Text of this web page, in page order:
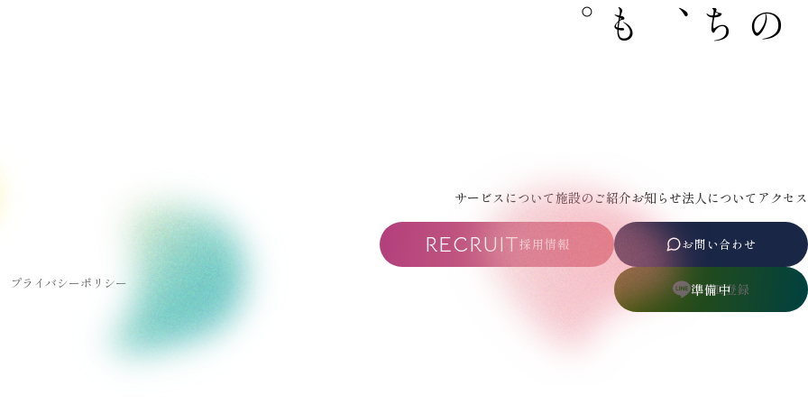
サービスについて施設のご紹介お知らせ法人について アクセス
RECRUIT採用情報 お問い合わせ
LINE登録
プライバシーポリシー